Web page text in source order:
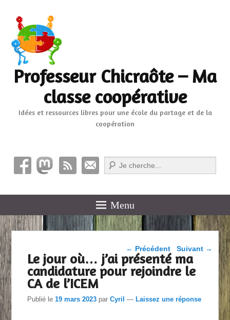
Professeur Chicraôte – Ma
classe coopérative
Idées et ressources libres pour une école du partage et de la
coopération
Recherche
Menu
Parcourir les articles
← Précédent Suivant →
Le jour où… j’ai présenté ma
candidature pour rejoindre le
CA de l’ICEM
Publié le19 mars 2023 parCyril —Laissez une réponse